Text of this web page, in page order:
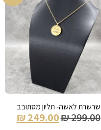
שרשרת לאשה- תליון מסתובב
₪299.00
₪249.00